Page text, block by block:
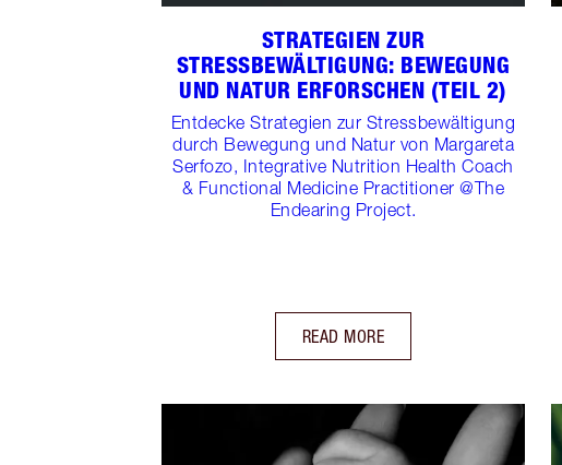
STRATEGIEN ZUR
STRESSBEWÄLTIGUNG: BEWEGUNG
UND NATUR ERFORSCHEN (TEIL 2)
Entdecke Strategien zur Stressbewältigung
durch Bewegung und Natur von Margareta
Serfozo, Integrative Nutrition Health Coach
& Functional Medicine Practitioner @The
Endearing Project.
READ MORE